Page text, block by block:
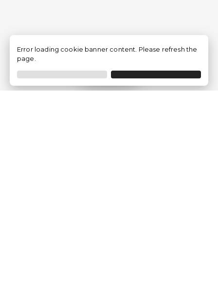
Filtrer
Error loading cookie banner content. Please refresh the
page.